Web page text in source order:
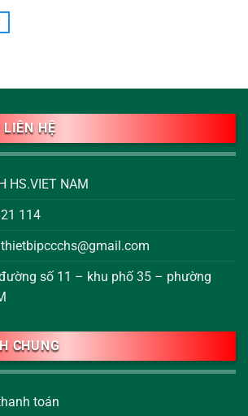
HỆ
HS.VIET NAM
114
số 11 – khu phố 35 – phường
CHUNG
toán